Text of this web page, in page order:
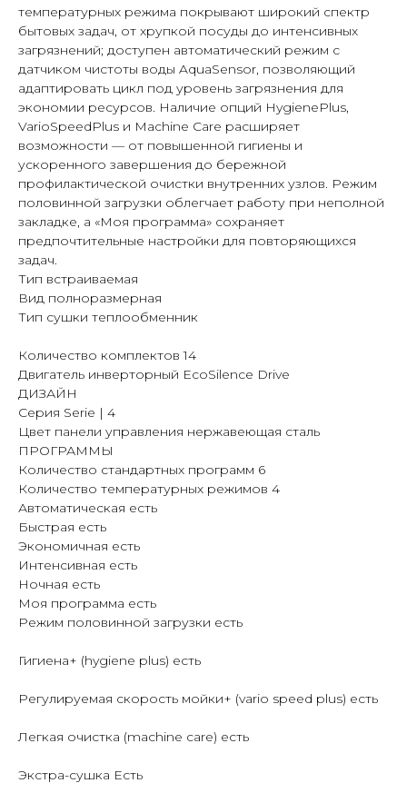
температурных режима покрывают широкий спектр
бытовых задач, от хрупкой посуды до интенсивных
загрязнений; доступен автоматический режим с
датчиком чистоты воды AquaSensor, позволяющий
адаптировать цикл под уровень загрязнения для
экономии ресурсов. Наличие опций HygienePlus,
VarioSpeedPlus и Machine Care расширяет
возможности — от повышенной гигиены и
ускоренного завершения до бережной
профилактической очистки внутренних узлов. Режим
половинной загрузки облегчает работу при неполной
закладке, а «Моя программа» сохраняет
предпочтительные настройки для повторяющихся
задач.
Тип встраиваемая
Вид полноразмерная
Тип сушки теплообменник
Количество комплектов 14
Двигатель инверторный EcoSilence Drive
ДИЗАЙН
Серия Serie | 4
Цвет панели управления нержавеющая сталь
ПРОГРАММЫ
Количество стандартных программ 6
Количество температурных режимов 4
Автоматическая есть
Быстрая есть
Экономичная есть
Интенсивная есть
Ночная есть
Моя программа есть
Режим половинной загрузки есть
Гигиена+ (hygiene plus) есть
Регулируемая скорость мойки+ (vario speed plus) есть
Легкая очистка (machine care) есть
Экстра-сушка Есть